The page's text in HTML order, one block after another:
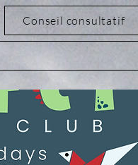
Conseil consultatif